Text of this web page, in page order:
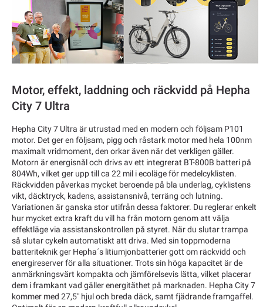
Motor, effekt, laddning och räckvidd på Hepha
City 7 Ultra
Hepha City 7 Ultra är utrustad med en modern och följsam P101
motor. Det ger en följsam, pigg och råstark motor med hela 100nm
maximalt vridmoment, den orkar även när det verkligen gäller.
Motorn är energisnål och drivs av ett integrerat BT-800B batteri på
804Wh, vilket ger upp till ca 22 mil i ecoläge för medelcyklisten.
Räckvidden påverkas mycket beroende på bla underlag, cyklistens
vikt, däcktryck, kadens, assistansnivå, terräng och lutning.
Variationen är ganska stor utifrån dessa faktorer. Du reglerar enkelt
hur mycket extra kraft du vill ha från motorn genom att välja
effektläge via assistanskontrollen på styret. När du slutar trampa
så slutar cykeln automatiskt att driva. Med sin toppmoderna
batteriteknik ger Hepha´s litiumjonbatterier gott om räckvidd och
energireserver för alla situationer. Trots sin höga kapacitet är de
anmärkningsvärt kompakta och jämförelsevis lätta, vilket placerar
dem i framkant vad gäller energitäthet på marknaden. Hepha City 7
kommer med 27,5" hjul och breda däck, samt fjädrande framgaffel.